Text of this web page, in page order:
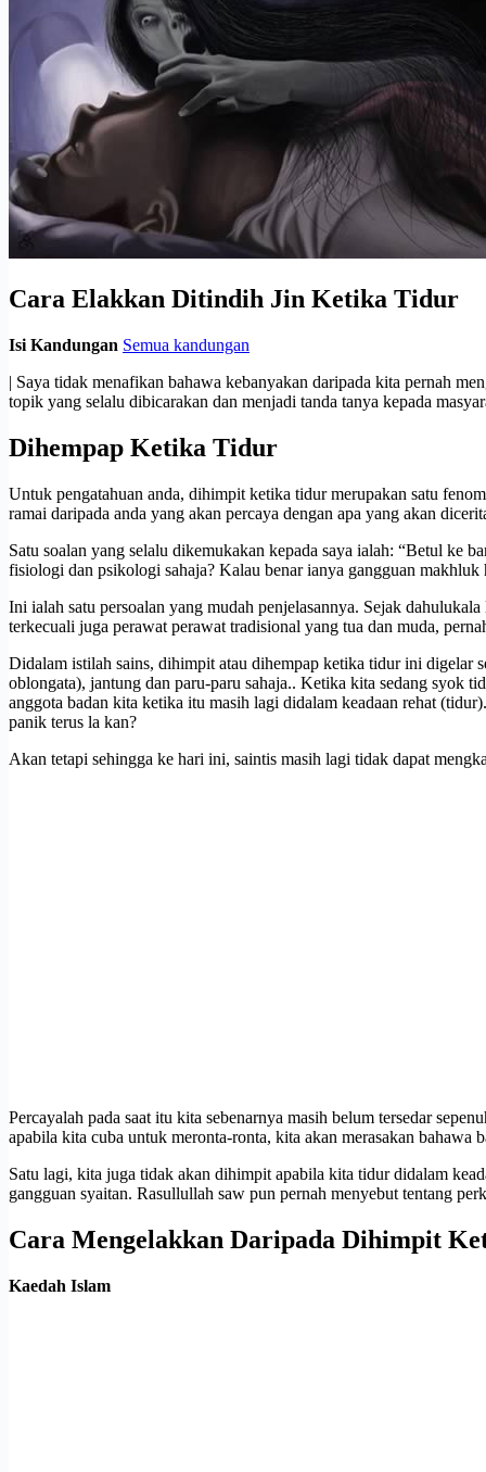
Cara Elakkan Ditindih Jin Ketika Tidur
Isi Kandungan Semua kandungan
| Saya tidak menafikan bahawa kebanyakan daripada kita pernah
topik yang selalu dibicarakan dan menjadi tanda tanya kepada
Dihempap Ketika Tidur
Untuk pengatahuan anda, dihimpit ketika tidur merupakan satu
ramai daripada anda yang akan percaya dengan apa yang akan
Satu soalan yang selalu dikemukakan kepada saya ialah: “Betul ke
fisiologi dan psikologi sahaja? Kalau benar ianya gangguan makhluk
Ini ialah satu persoalan yang mudah penjelasannya. Sejak
terkecuali juga perawat perawat tradisional yang tua dan muda,
Didalam istilah sains, dihimpit atau dihempap ketika tidur ini digelar
oblongata), jantung dan paru-paru sahaja.. Ketika kita sedang syok
anggota badan kita ketika itu masih lagi didalam keadaan rehat
panik terus la kan?
Akan tetapi sehingga ke hari ini, saintis masih lagi tidak dapat
Percayalah pada saat itu kita sebenarnya masih belum tersedar
apabila kita cuba untuk meronta-ronta, kita akan merasakan
Satu lagi, kita juga tidak akan dihimpit apabila kita tidur didalam
gangguan syaitan. Rasullullah saw pun pernah menyebut tentang
Cara Mengelakkan Daripada Dihimpit
Kaedah Islam